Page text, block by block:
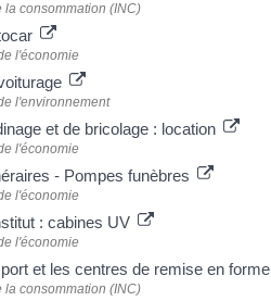
la consommation (INC)
l'économie
l'environnement
et de bricolage : location
l'économie
- Pompes funèbres
l'économie
: cabines UV
l'économie
et les centres de remise en forme
la consommation (INC)